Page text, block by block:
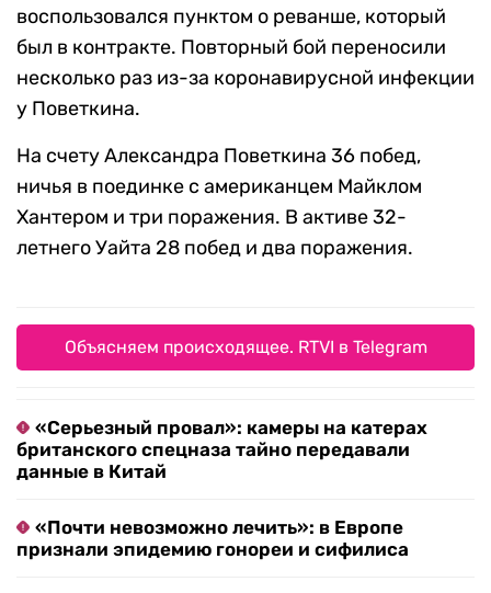
воспользовался пунктом о реванше, который
был в контракте. Повторный бой переносили
несколько раз из-за коронавирусной инфекции
у Поветкина.
На счету Александра Поветкина 36 побед,
ничья в поединке с американцем Майклом
Хантером и три поражения. В активе 32-
летнего Уайта 28 побед и два поражения.
Объясняем происходящее. RTVI в Telegram
«Серьезный провал»: камеры на катерах
британского спецназа тайно передавали
данные в Китай
«Почти невозможно лечить»: в Европе
признали эпидемию гонореи и сифилиса